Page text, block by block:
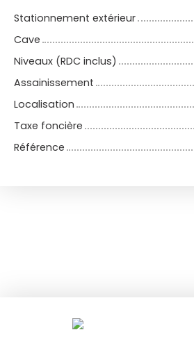
Stationnement extérieur
Cave
Niveaux (RDC inclus)
Assainissement
Localisation
Taxe foncière
Référence